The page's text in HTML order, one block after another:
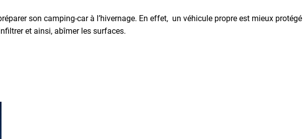
son camping-car à l’hivernage. En effet, un véhicule propre est mieux
et ainsi, abîmer les surfaces.